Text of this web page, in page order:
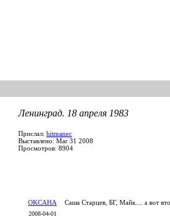
Ленинград. 18 апреля 1983
Прислал: hitmanec
Выставлено: Mar 31 2008
Просмотров: 8904
OKCAHA
2008-04-01
Саша Старцев, БГ, Майк.... а вот вто